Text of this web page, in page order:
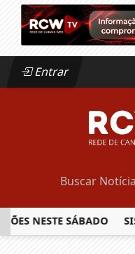
Entrar
SÁBADO